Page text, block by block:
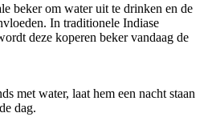
beker om water uit te drinken en de
In traditionele Indiase
deze koperen beker vandaag de
met water, laat hem een nacht staan
dag.